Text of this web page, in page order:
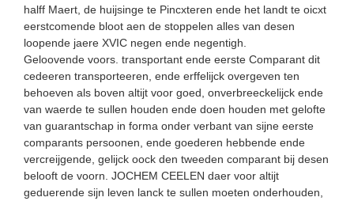
halff Maert, de huijsinge te Pincxteren ende het landt te oicxt
eerstcomende bloot aen de stoppelen alles van desen
loopende jaere XVIC negen ende negentigh.
Geloovende voors. transportant ende eerste Comparant dit
cedeeren transporteeren, ende erffelijck overgeven ten
behoeven als boven altijt voor goed, onverbreeckelijck ende
van waerde te sullen houden ende doen houden met gelofte
van guarantschap in forma onder verbant van sijne eerste
comparants persoonen, ende goederen hebbende ende
vercreijgende, gelijck oock den tweeden comparant bij desen
belooft de voorn. JOCHEM CEELEN daer voor altijt
geduerende sijn leven lanck te sullen moeten onderhouden,